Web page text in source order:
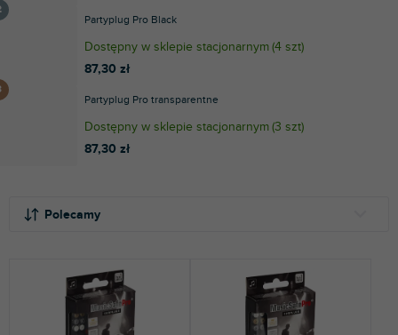
Partyplug Pro Black
Dostępny w sklepie stacjonarnym(4 szt)
87,30 zł
Partyplug Pro transparentne
Dostępny w sklepie stacjonarnym(3 szt)
87,30 zł
Polecamy
NAJDROŻSZE
NAJCZĘŚCIEJ SPRZEDAWANE